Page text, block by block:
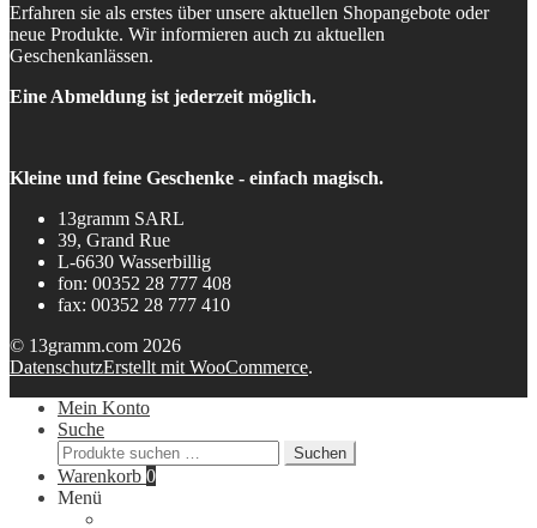
Erfahren sie als erstes über unsere aktuellen Shopangebote oder
neue Produkte. Wir informieren auch zu aktuellen
Geschenkanlässen.
Eine Abmeldung ist jederzeit möglich.
Kleine und feine Geschenke - einfach magisch.
13gramm SARL
39, Grand Rue
L-6630 Wasserbillig
fon: 00352 28 777 408
fax: 00352 28 777 410
© 13gramm.com 2026
DatenschutzErstellt mit WooCommerce.
Mein Konto
Suche
Suchen
nach:
Suchen
Warenkorb 0
Menü